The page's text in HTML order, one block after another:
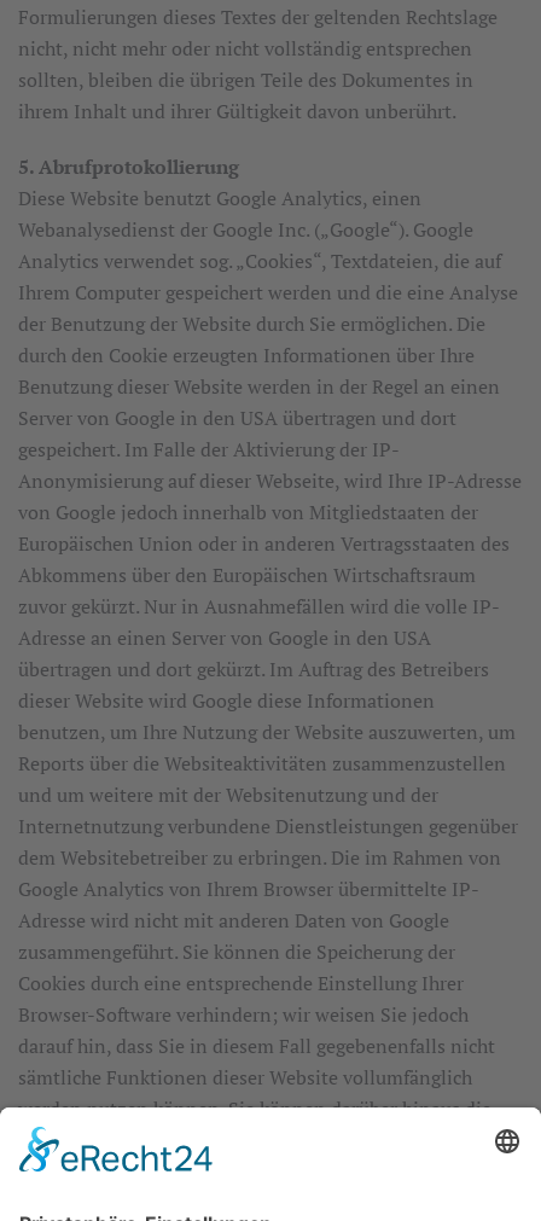
Formulierungen dieses Textes der geltenden Rechtslage
nicht, nicht mehr oder nicht vollständig entsprechen
sollten, bleiben die übrigen Teile des Dokumentes in
ihrem Inhalt und ihrer Gültigkeit davon unberührt.
5. Abrufprotokollierung
Diese Website benutzt Google Analytics, einen
Webanalysedienst der Google Inc. („Google“). Google
Analytics verwendet sog. „Cookies“, Textdateien, die auf
Ihrem Computer gespeichert werden und die eine Analyse
der Benutzung der Website durch Sie ermöglichen. Die
durch den Cookie erzeugten Informationen über Ihre
Benutzung dieser Website werden in der Regel an einen
Server von Google in den USA übertragen und dort
gespeichert. Im Falle der Aktivierung der IP-
Anonymisierung auf dieser Webseite, wird Ihre IP-Adresse
von Google jedoch innerhalb von Mitgliedstaaten der
Europäischen Union oder in anderen Vertragsstaaten des
Abkommens über den Europäischen Wirtschaftsraum
zuvor gekürzt. Nur in Ausnahmefällen wird die volle IP-
Adresse an einen Server von Google in den USA
übertragen und dort gekürzt. Im Auftrag des Betreibers
dieser Website wird Google diese Informationen
benutzen, um Ihre Nutzung der Website auszuwerten, um
Reports über die Websiteaktivitäten zusammenzustellen
und um weitere mit der Websitenutzung und der
Internetnutzung verbundene Dienstleistungen gegenüber
dem Websitebetreiber zu erbringen. Die im Rahmen von
Google Analytics von Ihrem Browser übermittelte IP-
Adresse wird nicht mit anderen Daten von Google
zusammengeführt. Sie können die Speicherung der
Cookies durch eine entsprechende Einstellung Ihrer
Browser-Software verhindern; wir weisen Sie jedoch
darauf hin, dass Sie in diesem Fall gegebenenfalls nicht
sämtliche Funktionen dieser Website vollumfänglich
werden nutzen können. Sie können darüber hinaus die
Erfassung der durch das Cookie erzeugten und auf Ihre
Nutzung der Website bezogenen Daten (inkl. Ihrer IP-